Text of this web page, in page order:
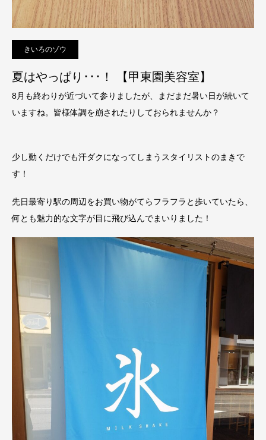
きいろのゾウ
夏はやっぱり･･･！ 【甲東園美容室】
8月も終わりが近づいて参りましたが、まだまだ暑い日が続いて
いますね。皆様体調を崩されたりしておられませんか？
少し動くだけでも汗ダクになってしまうスタイリストのまきで
す！
先日最寄り駅の周辺をお買い物がてらフラフラと歩いていたら、
何とも魅力的な文字が目に飛び込んでまいりました！